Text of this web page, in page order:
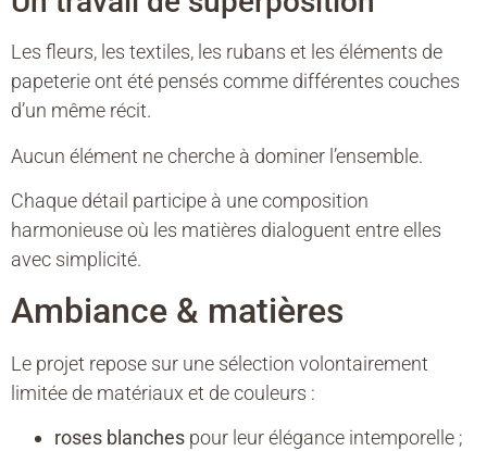
Les fleurs, les textiles, les rubans et les éléments de
papeterie ont été pensés comme différentes couches
d’un même récit.
Aucun élément ne cherche à dominer l’ensemble.
Chaque détail participe à une composition
harmonieuse où les matières dialoguent entre elles
avec simplicité.
Ambiance & matières
Le projet repose sur une sélection volontairement
limitée de matériaux et de couleurs :
roses blanches pour leur élégance intemporelle ;